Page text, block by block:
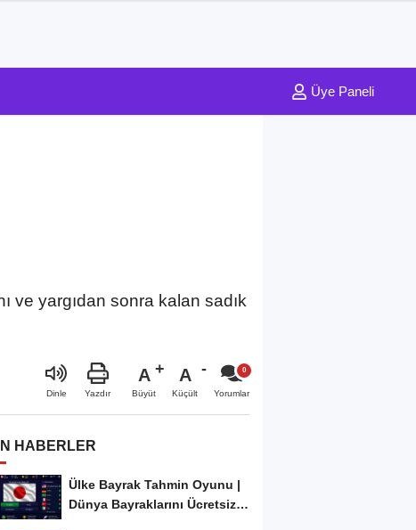
Üye Paneli
ve yargıdan sonra kalan sadık
Dinle Yazdır
A
Büyüt
A
Küçült Yorumlar
HABERLER
Ülke Bayrak Tahmin Oyunu |
Dünya Bayraklarını Ücretsiz